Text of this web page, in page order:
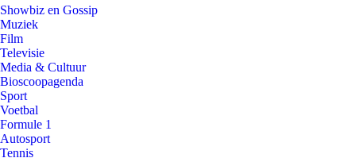
Showbiz en Gossip
Muziek
Film
Televisie
Media & Cultuur
Bioscoopagenda
Sport
Voetbal
Formule 1
Autosport
Tennis